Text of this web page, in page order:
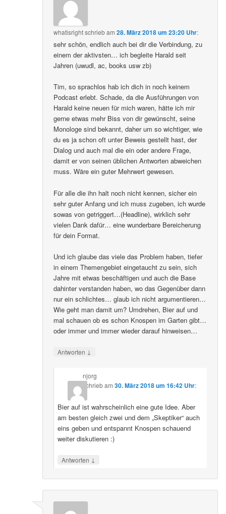
whatisrightschriebam28. März 2018 um 23:20 Uhr:
sehr schön, endlich auch bei dir die Verbindung, zu
einem der aktivsten… ich begleite Harald seit
Jahren (uwudl, ac, books usw zb)
Tim, so sprachlos hab ich dich in noch keinem
Podcast erlebt. Schade, da die Ausführungen von
Harald keine neuen für mich waren, hätte ich mir
gerne etwas mehr Biss von dir gewünscht, seine
Monologe sind bekannt, daher um so wichtiger, wie
du es ja schon oft unter Beweis gestellt hast, der
Dialog und auch mal die ein oder andere Frage,
damit er von seinen üblichen Antworten abweichen
muss. Wäre ein guter Mehrwert gewesen.
Für alle die ihn halt noch nicht kennen, sicher ein
sehr guter Anfang und ich muss zugeben, ich wurde
sowas von getriggert…(Headline), wirklich sehr
vielen Dank dafür… eine wunderbare Bereicherung
für dein Format.
Und ich glaube das viele das Problem haben, tiefer
in einem Themengebiet eingetaucht zu sein, sich
Jahre mit etwas beschäftigen und auch die Base
dahinter verstanden haben, wo das Gegenüber dann
nur ein schlichtes… glaub ich nicht argumentieren…
Wie geht man damit um? Umdrehen, Bier auf und
mal schauen ob es schon Knospen im Garten gibt…
oder immer und immer wieder darauf hinweisen…
Antworten ↓
njorg
schriebam 30. März 2018 um 16:42 Uhr:
Bier auf ist wahrscheinlich eine gute Idee. Aber
am besten gleich zwei und dem „Skeptiker“ auch
eins geben und entspannt Knospen schauend
weiter diskutieren :)
Antworten ↓